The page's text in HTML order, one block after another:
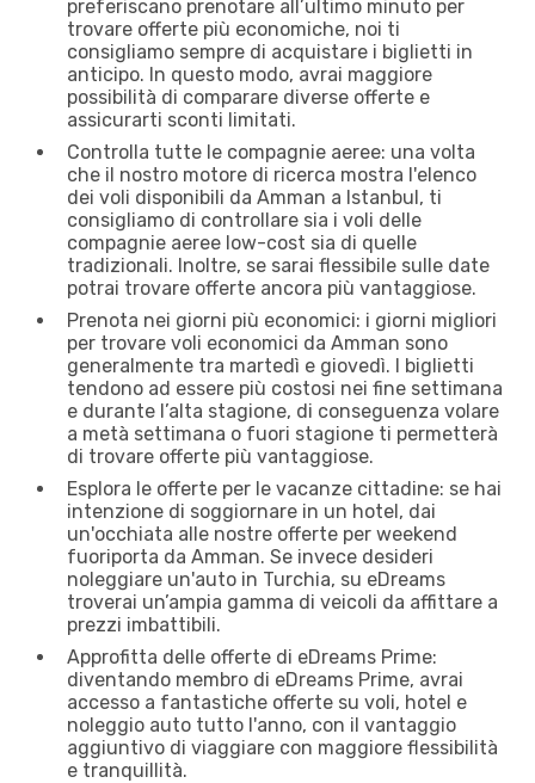
preferiscano prenotare all’ultimo minuto per
trovare offerte più economiche, noi ti
consigliamo sempre di acquistare i biglietti in
anticipo. In questo modo, avrai maggiore
possibilità di comparare diverse offerte e
assicurarti sconti limitati.
Controlla tutte le compagnie aeree: una volta
che il nostro motore di ricerca mostra l'elenco
dei voli disponibili da Amman a Istanbul, ti
consigliamo di controllare sia i voli delle
compagnie aeree low-cost sia di quelle
tradizionali. Inoltre, se sarai flessibile sulle date
potrai trovare offerte ancora più vantaggiose.
Prenota nei giorni più economici: i giorni migliori
per trovare voli economici da Amman sono
generalmente tra martedì e giovedì. I biglietti
tendono ad essere più costosi nei fine settimana
e durante l’alta stagione, di conseguenza volare
a metà settimana o fuori stagione ti permetterà
di trovare offerte più vantaggiose.
Esplora le offerte per le vacanze cittadine: se hai
intenzione di soggiornare in un hotel, dai
un'occhiata alle nostre offerte per weekend
fuoriporta da Amman. Se invece desideri
noleggiare un'auto in Turchia, su eDreams
troverai un’ampia gamma di veicoli da affittare a
prezzi imbattibili.
Approfitta delle offerte di eDreams Prime:
diventando membro di eDreams Prime, avrai
accesso a fantastiche offerte su voli, hotel e
noleggio auto tutto l'anno, con il vantaggio
aggiuntivo di viaggiare con maggiore flessibilità
e tranquillità.